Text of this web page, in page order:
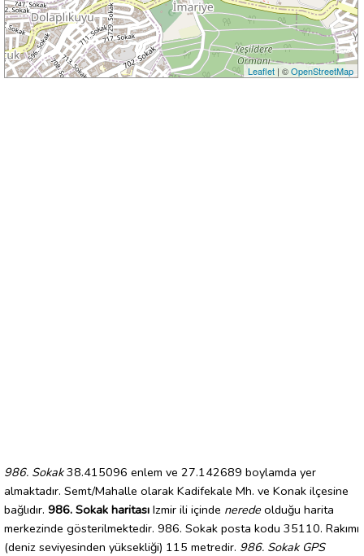
Leaflet| ©OpenStreetMap
986. Sokak38.415096 enlem ve 27.142689 boylamda yer
almaktadır. Semt/Mahalle olarak Kadifekale Mh. ve Konak ilçesine
bağlıdır. 986. Sokak haritası Izmir ili içinde nerede olduğu harita
merkezinde gösterilmektedir. 986. Sokak posta kodu 35110. Rakımı
(deniz seviyesinden yüksekliği) 115 metredir. 986. Sokak GPS